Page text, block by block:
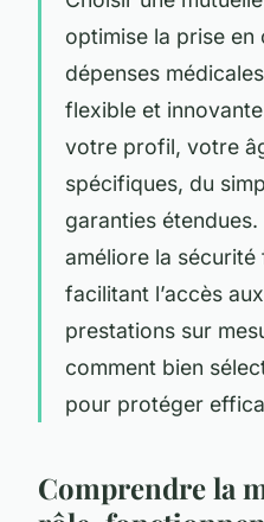
optimise la prise en
dépenses
flexible et
votre profil, votre
spécifiques, du
garanties
améliore la
facilitant l’accès
prestations sur
comment bien
pour protéger
Comprendre la